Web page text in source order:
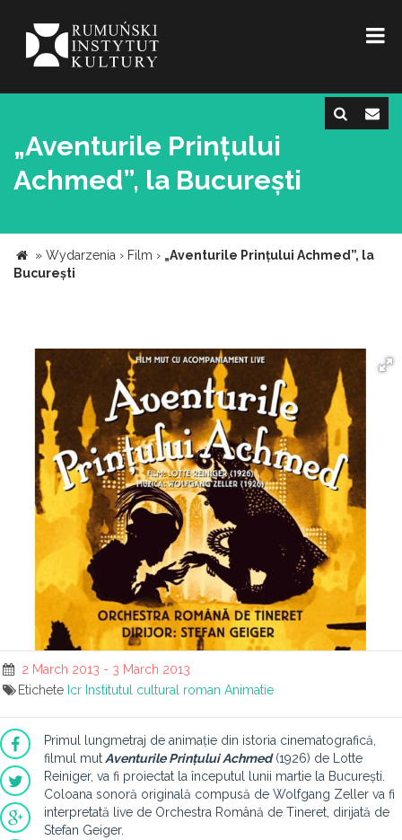
„Aventurile Prințului
Achmed”, la București
» Wydarzenia › Film › „Aventurile Prințului Achmed”, la
București
2 March 2013 - 3 March 2013
Etichete Icr Institutul cultural roman Animatie
Primul lungmetraj de animație din istoria cinematografică,
filmul mut Aventurile Prințului Achmed(1926) de Lotte
Reiniger, va fi proiectat la începutul lunii martie la București.
Coloana sonoră originală compusă de Wolfgang Zeller va fi
interpretată live de Orchestra Română de Tineret, dirijată de
Stefan Geiger.